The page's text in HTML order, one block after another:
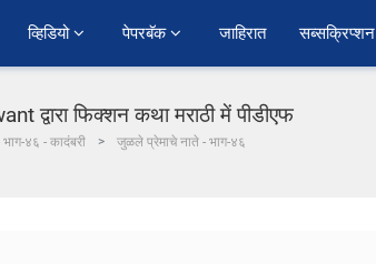
व्हिडियो पेपरबॅक जाहिरात सब्सक्रिप्शन
द्वारा फिक्शन कथा मराठी में पीडीएफ
४६ - कादंबरी जुळले प्रेमाचे नाते - भाग-४६